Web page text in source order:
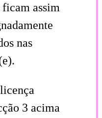
assim
nas
3 acima